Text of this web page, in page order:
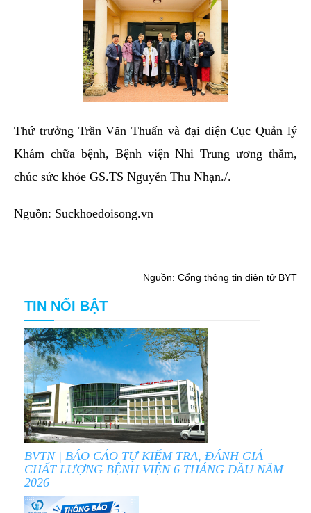
Thứ trưởng Trần Văn Thuấn và đại diện Cục Quản lý
Khám chữa bệnh, Bệnh viện Nhi Trung ương thăm,
chúc sức khỏe GS.TS Nguyễn Thu Nhạn./.
Nguồn: Suckhoedoisong.vn
Nguồn: Cổng thông tin điện tử BYT
TIN NỔI BẬT
BVTN | BÁO CÁO TỰ KIỂM TRA, ĐÁNH GIÁ
CHẤT LƯỢNG BỆNH VIỆN 6 THÁNG ĐẦU NĂM
2026